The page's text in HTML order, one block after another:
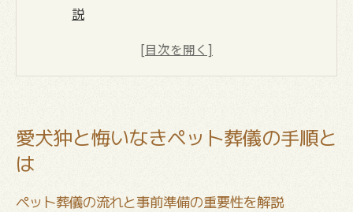
説
ペット葬儀で火葬のタイミングを選ぶコツ
ト
順
愛犬狆と悔いなきペット葬儀の手順と
は
ペット葬儀の流れと事前準備の重要性を解説